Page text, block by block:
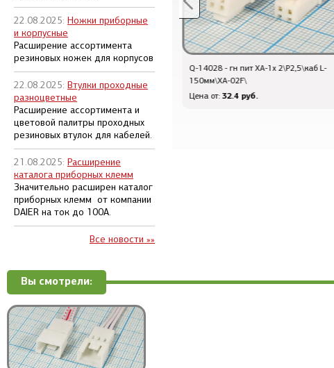
22.08.2025: Ножки приборные
и корпусные
Расширение ассортимента
резиновых ножек для корпусов
22.08.2025: Втулки проходные
разноцветные
Расширение ассортимента и
цветовой палитры проходных
резиновых втулок для кабелей.
21.08.2025: Расширение
каталога приборных клемм
Значительно расширен каталог
приборных клемм от компании
DAIER на ток до 100А.
Все новости »»
150мм\XA-02M\
Цена от:32.4 руб.
Q-14028 - гн пит XA-1x 2\P2,5\каб L-
150мм\XA-02F\
Цена от:32.4 руб.
Вы смотрели: